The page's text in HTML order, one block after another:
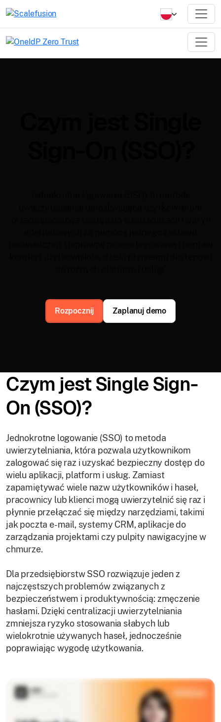
Rozpocznij Zaplanuj demo
Czym jest Single Sign-
On (SSO)?
Jednokrotne logowanie (SSO) to metoda
uwierzytelniania, która pozwala użytkownikom
zalogować się raz i uzyskać bezpieczny dostęp do
wielu aplikacji, platform i usług. Zamiast
zapamiętywać wiele nazw użytkowników i haseł,
pracownicy lub klienci mogą uwierzytelnić się raz i
płynnie przełączać się między narzędziami, takimi
jak poczta e-mail, systemy CRM, aplikacje do
zarządzania projektami czy pulpity nawigacyjne w
chmurze.
Dla przedsiębiorstw SSO rozwiązuje jeden z
najczęstszych problemów związanych z
bezpieczeństwem i produktywnością: zmęczenie
hasłami. Dzięki centralizacji uwierzytelniania
zmniejsza ryzyko stosowania słabych lub
wielokrotnie używanych haseł, jednocześnie
poprawiając wygodę użytkowania.